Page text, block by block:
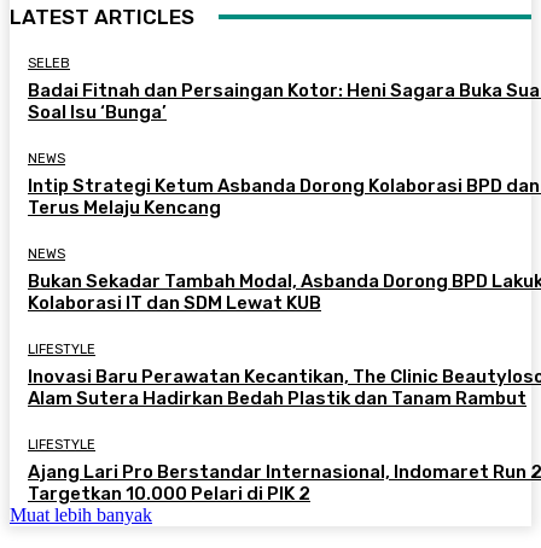
LATEST ARTICLES
SELEB
Badai Fitnah dan Persaingan Kotor: Heni Sagara Buka
Soal Isu ‘Bunga’
NEWS
Intip Strategi Ketum Asbanda Dorong Kolaborasi BPD dan
Terus Melaju Kencang
NEWS
Bukan Sekadar Tambah Modal, Asbanda Dorong BPD
Kolaborasi IT dan SDM Lewat KUB
LIFESTYLE
Inovasi Baru Perawatan Kecantikan, The Clinic
Alam Sutera Hadirkan Bedah Plastik dan Tanam Rambut
LIFESTYLE
Ajang Lari Pro Berstandar Internasional, Indomaret Run
Targetkan 10.000 Pelari di PIK 2
Muat lebih banyak